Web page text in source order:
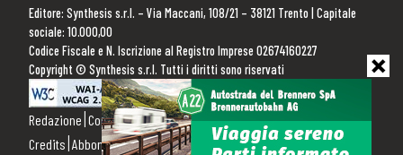
Editore: Synthesis s.r.l. – Via Maccani, 108/21 – 38121 Trento | Capitale
sociale: 10.000,00
Codice Fiscale e N. Iscrizione al Registro Imprese 02674160227
Copyright © Synthesis s.r.l. Tutti i diritti sono riservati
Redazione Contattaci Pubblicità Privacy Policy Cookie Policy
Credits Abbonamenti